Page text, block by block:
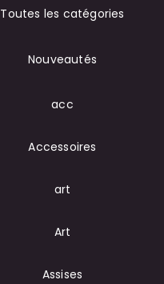
Toutes les catégories
Nouveautés
acc
Accessoires
art
Art
Assises